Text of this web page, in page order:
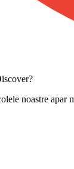
noastre apar